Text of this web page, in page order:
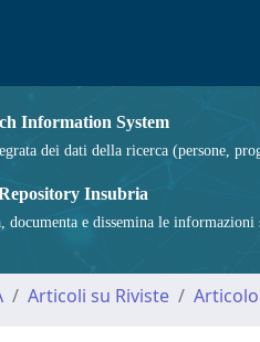
Information System
dei dati della ricerca (persone,
Insubria
documenta e dissemina le
Articoli su Riviste